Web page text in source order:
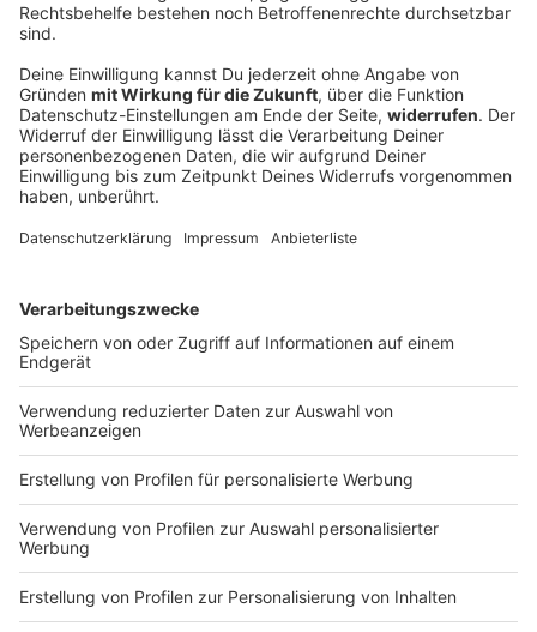
Autofahrer rast der Polizei davon - bis an
einen Baum
Mit deutlich überhöhter Geschwindigkeit und
riskanten Überholmanövern flüchtet ein 24-Jähriger
Baum. Die Ermittler bitten Zeugen um Hinweise.
DEINE GEMERKTEN ARTIKEL
Du hast dir noch keine Artikel gemerkt
Markiere sie hierfür mit einem